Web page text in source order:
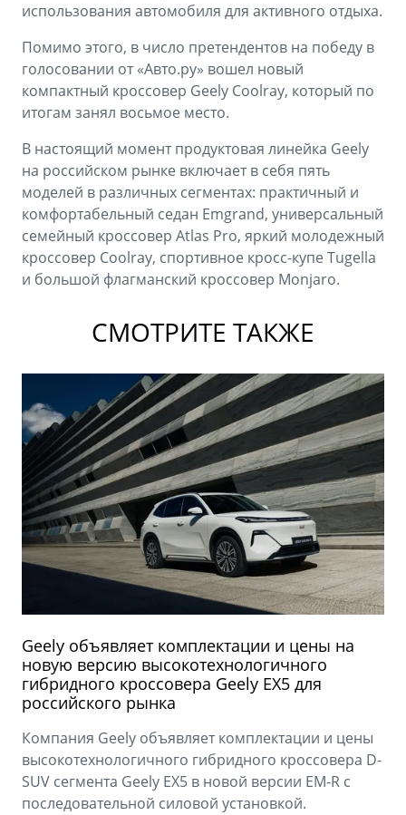
использования автомобиля для активного отдыха.
Помимо этого, в число претендентов на победу в
голосовании от «Авто.ру» вошел новый
компактный кроссовер Geely Coolray, который по
итогам занял восьмое место.
В настоящий момент продуктовая линейка Geely
на российском рынке включает в себя пять
моделей в различных сегментах: практичный и
комфортабельный седан Emgrand, универсальный
семейный кроссовер Atlas Pro, яркий молодежный
кроссовер Coolray, спортивное кросс-купе Tugella
и большой флагманский кроссовер Monjaro.
СМОТРИТЕ ТАКЖЕ
Geely объявляет комплектации и цены на
новую версию высокотехнологичного
гибридного кроссовера Geely EX5 для
российского рынка
Компания Geely объявляет комплектации и цены
высокотехнологичного гибридного кроссовера D-
SUV сегмента Geely EX5 в новой версии EM-R с
последовательной силовой установкой.